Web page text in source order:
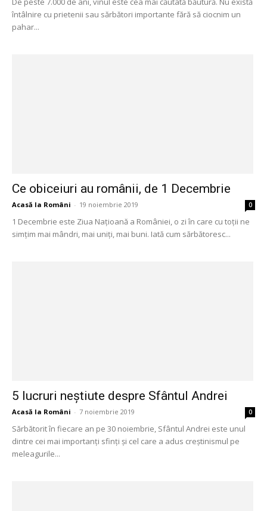
întâlnire cu prietenii sau sărbători importante fără să ciocnim un
pahar...
Ce obiceiuri au românii, de 1 Decembrie
Acasă la Români - 19 noiembrie 2019 0
1 Decembrie este Ziua Națioană a României, o zi în care cu toții ne
simțim mai mândri, mai uniți, mai buni. Iată cum sărbătoresc...
5 lucruri neștiute despre Sfântul Andrei
Acasă la Români - 7 noiembrie 2019 0
Sărbătorit în fiecare an pe 30 noiembrie, Sfântul Andrei este unul
dintre cei mai importanți sfinți și cel care a adus creștinismul pe
meleagurile...